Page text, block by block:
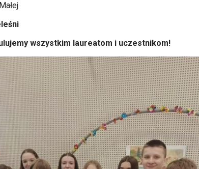
wszystkim laureatom i uczestnikom!